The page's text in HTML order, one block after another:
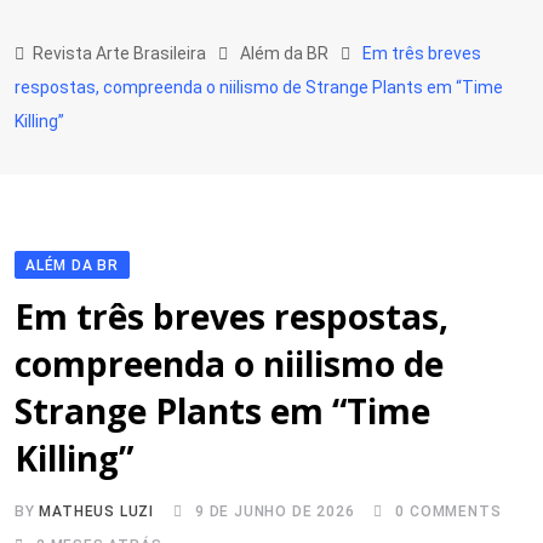
to
content
Revista Arte Brasileira Além da BR
Em três breves
respostas, compreenda o niilismo de Strange Plants em “Time
Killing”
ALÉM DA BR
Em três breves respostas,
compreenda o niilismo de
Strange Plants em “Time
Killing”
BY MATHEUS LUZI 9 DE JUNHO DE 2026 0 COMMENTS